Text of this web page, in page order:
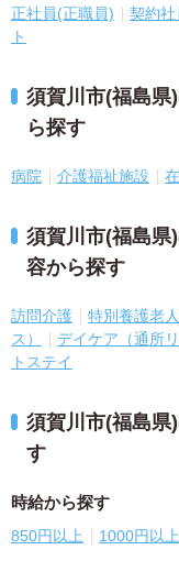
正社員(正職員) 契約社
ト
須賀川市(福島県
ら探す
病院 介護福祉施設
須賀川市(福島県
容から探す
訪問介護 特別養護老
ス）
デイケア（通所リ
トステイ
須賀川市(福島県
す
時給から探す
850円以上 1000円以上